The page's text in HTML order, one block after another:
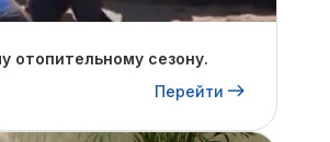
отопительному сезону.
Перейти